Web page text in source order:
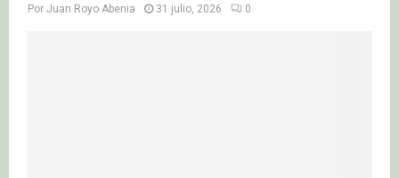
Por Juan Royo Abenia 31 julio, 2026 0